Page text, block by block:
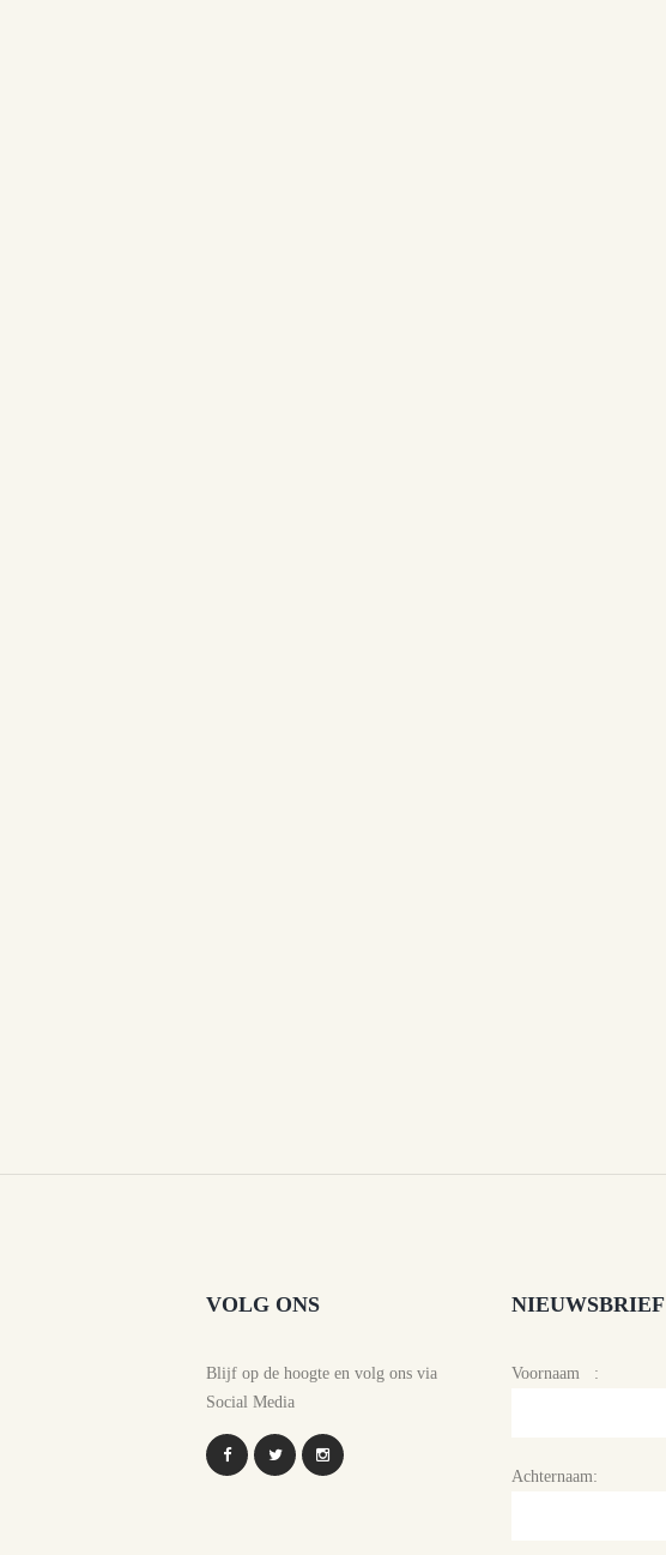
VOLG ONS
Blijf op de hoogte en volg ons via
Social Media
NIEUWSBRIEF
Voornaam :
Achternaam: